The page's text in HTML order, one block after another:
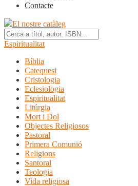
Contacte
El nostre catàleg
Espiritualitat
Bíblia
Catequesi
Cristologia
Eclesiologia
Espiritualitat
Litúrgia
Mort i Dol
Objectes Religiosos
Pastoral
Primera Comunió
Religions
Santoral
Teologia
Vida religiosa